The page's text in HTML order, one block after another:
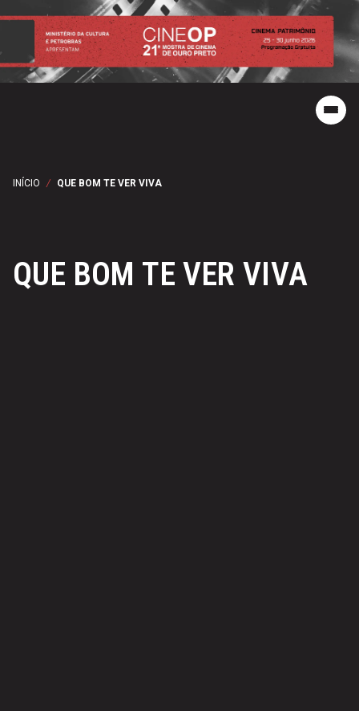
INÍCIO / QUE BOM TE VER VIVA
QUE BOM TE VER VIVA